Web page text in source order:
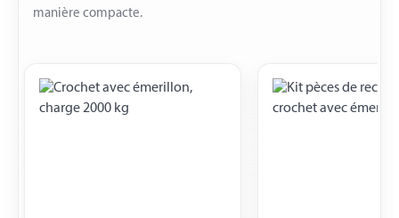
manière compacte.